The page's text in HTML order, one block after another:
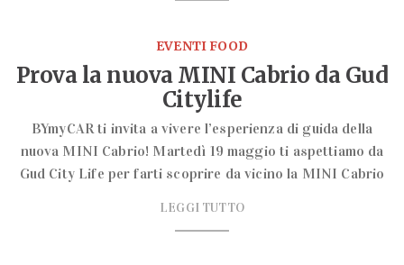
EVENTI FOOD
Prova la nuova MINI Cabrio da Gud
Citylife
BYmyCAR ti invita a vivere l’esperienza di guida della
nuova MINI Cabrio! Martedì 19 maggio ti aspettiamo da
Gud City Life per farti scoprire da vicino la MINI Cabrio
LEGGI TUTTO